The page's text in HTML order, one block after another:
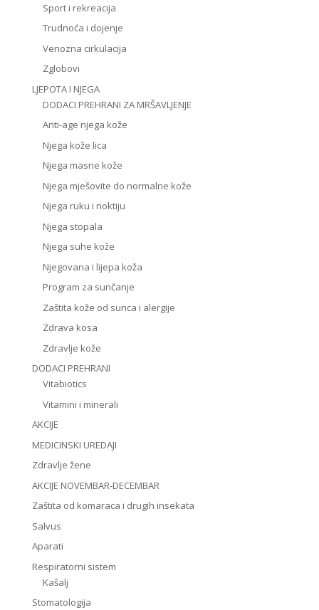
Sport i rekreacija
Trudnoća i dojenje
Venozna cirkulacija
Zglobovi
LJEPOTA I NJEGA
DODACI PREHRANI ZA MRŠAVLJENJE
Anti-age njega kože
Njega kože lica
Njega masne kože
Njega mješovite do normalne kože
Njega ruku i noktiju
Njega stopala
Njega suhe kože
Njegovana i lijepa koža
Program za sunčanje
Zaštita kože od sunca i alergije
Zdrava kosa
Zdravlje kože
DODACI PREHRANI
Vitabiotics
Vitamini i minerali
AKCIJE
MEDICINSKI UREDAJI
Zdravlje žene
AKCIJE NOVEMBAR-DECEMBAR
Zaštita od komaraca i drugih insekata
Salvus
Aparati
Respiratorni sistem
Kašalj
Stomatologija